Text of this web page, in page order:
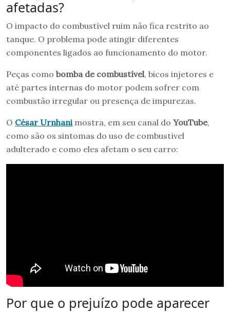
afetadas?
O impacto do combustível ruim não fica restrito ao
tanque. O problema pode atingir diferentes
componentes ligados ao funcionamento do motor.
Peças como bomba de combustível, bicos injetores e
até partes internas do motor podem sofrer com
combustão irregular ou presença de impurezas.
O César Urnhanimostra, em seu canal do YouTube,
como são os sintomas do uso de combustível
adulterado e como eles afetam o seu carro:
Por que o prejuízo pode aparecer